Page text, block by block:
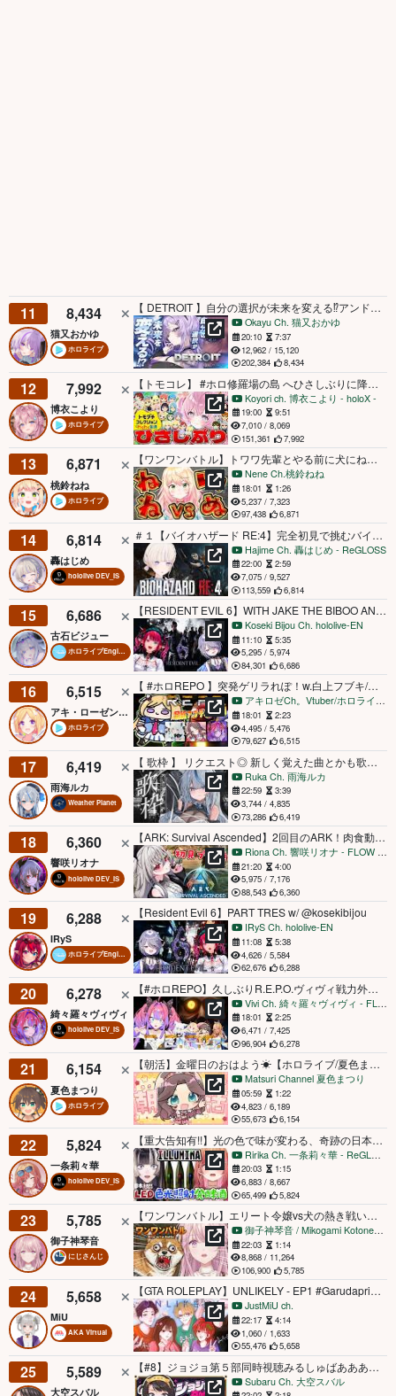
11 8,434
猫又おかゆ
ホロライブ
【 DETROIT 】自分の選択が未来を変える⁉️アンドロイドと対話しよう✊#02【 猫又おかゆ/ホロライブ 】
Okayu Ch. 猫又おかゆ
20:10
7:37
12,962 / 15,120
202,384
8,434
12 7,992
博衣こより
ホロライブ
【トモコレ】 #ホロ修羅場の島 へひさしぶりに降り立ってみよう！！何が起きるかな？？？【博衣こより/ホロライブ】
Koyori ch. 博衣こより - holoX -
19:00
9:51
7,010 / 8,069
151,361
7,992
13 6,871
桃鈴ねね
ホロライブ
【ワンワンバトル】トワワ先輩とやる前に犬にねねの力見せとくかｗ【 桃鈴ねね / hololive 】
Nene Ch.桃鈴ねね
18:01
1:26
5,237 / 7,323
97,438
6,871
14 6,814
轟はじめ
hololive DEV_IS
＃１【バイオハザード RE:4】完全初見で挑むバイオ【轟はじめ/ReGLOSS】※未成年の方視聴注意
Hajime Ch. 轟はじめ ‐ ReGLOSS
22:00
2:59
7,075 / 9,527
113,559
6,814
15 6,686
古石ビジュー
ホロライブEnglish
【RESIDENT EVIL 6】WITH JAKE THE BIBOO AND SHERRY THE @IRyS​
Koseki Bijou Ch. hololive-EN
11:10
5:35
5,295 / 5,974
84,301
6,686
16 6,515
アキ・ローゼンタール
ホロライブ
【 #ホロREPO 】突発ゲリラれぽ！w.白上フブキ/夏色まつり/綺々羅々ヴィヴィ/不知火フレア【ホロライブ/アキロゼ】
アキロゼCh。Vtuber/ホロライブ所属
18:01
2:23
4,495 / 5,476
79,627
6,515
17 6,419
雨海ルカ
Weather Planet
【 歌枠 】 リクエスト◎ 新しく覚えた曲とかも歌います！【 雨海ルカ / WeatherPlanet 】
Ruka Ch. 雨海ルカ
22:59
3:39
3,744 / 4,835
73,286
6,419
18 6,360
響咲リオナ
hololive DEV_IS
【ARK: Survival Ascended】2回目のARK！肉食動物テイムしたい！【ホロライブ DEV_IS 響咲リオナ】
Riona Ch. 響咲リオナ - FLOW GLOW
21:20
4:00
5,975 / 7,176
88,543
6,360
19 6,288
IRyS
ホロライブEnglish
【Resident Evil 6】PART TRES w/ @kosekibijou
IRyS Ch. hololive-EN
11:08
5:38
4,626 / 5,584
62,676
6,288
20 6,278
綺々羅々ヴィヴィ
hololive DEV_IS
【#ホロREPO】久しぶりR.E.P.O.ヴィヴィ戦力外です！！【#綺々羅々ヴィヴィ #hololiveDEV_IS #FLOWGLOW】
Vivi Ch. 綺々羅々ヴィヴィ - FLOW GLOW
18:01
2:25
6,471 / 7,425
96,904
6,278
21 6,154
夏色まつり
ホロライブ
【朝活】金曜日のおはよう☀【ホロライブ/夏色まつり】
Matsuri Channel 夏色まつり
05:59
1:22
4,823 / 6,189
55,673
6,154
22 5,824
一条莉々華
hololive DEV_IS
【重大告知有!!】光の色で味が変わる、奇跡の日本酒ILLUMINA（イルミナ）。吞み比べオフコラボ!!【#りりらでん /hololive DEV_IS ReGLOSS】
Ririka Ch. 一条莉々華 ‐ ReGLOSS
20:03
1:15
6,883 / 8,667
65,499
5,824
23 5,785
御子神琴音
にじさんじ
【ワンワンバトル】エリート令嬢vs犬の熱き戦い、開幕。【御子神琴音 / にじさんじ】
御子神琴音 / Mikogami Kotone【にじさんじ】
22:03
1:14
8,868 / 11,264
106,900
5,785
24 5,658
MiU
AKA Virtual
【GTA ROLEPLAY】UNLIKELY - EP1 #Garudaprimerp
JustMiU ch.
22:17
4:14
1,060 / 1,633
55,476
5,658
25 5,589
大空スバル
【#8】ジョジョ第５部同時視聴みるしゅばあああああああああああああああああああああ！！！！：JoJo's Bizarre Adventure: Golden Wind【ホロライブ/大空スバル】
Subaru Ch. 大空スバル